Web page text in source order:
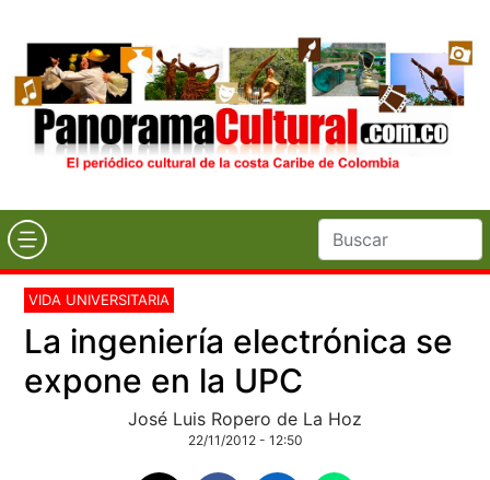
VIDA UNIVERSITARIA
La ingeniería electrónica se
expone en la UPC
José Luis Ropero de La Hoz
22/11/2012 - 12:50